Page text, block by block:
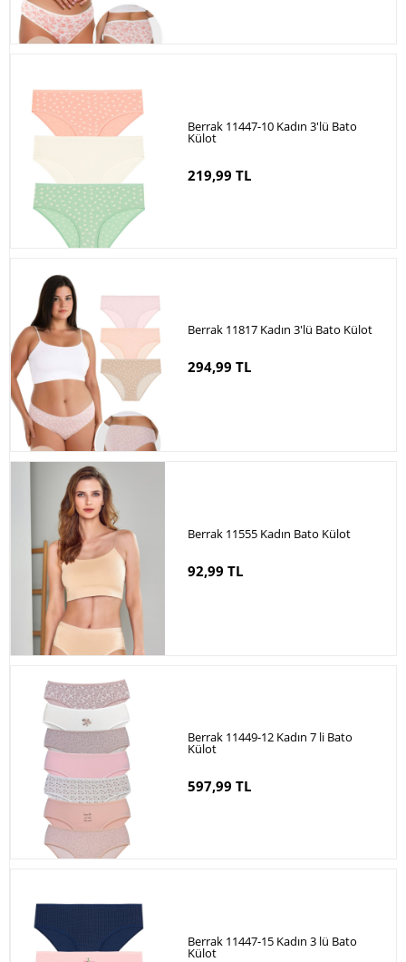
Berrak 11447-10 Kadın 3'lü Bato
Külot
219,99 TL
Berrak 11817 Kadın 3'lü Bato Külot
294,99 TL
Berrak 11555 Kadın Bato Külot
92,99 TL
Berrak 11449-12 Kadın 7 li Bato
Külot
597,99 TL
Berrak 11447-15 Kadın 3 lü Bato
Külot